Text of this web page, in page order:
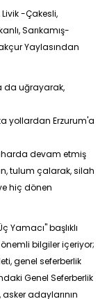
-Çakesli,
Sarıkamış-
Yaylasından
da uğrayarak,
yollardan Erzurum'a
devam etmiş
tulum çalarak, silah
hiç dönen
Yamacı'' başlıklı
bilgiler içeriyor;
genel seferberlik
Genel Seferberlik
adaylarının